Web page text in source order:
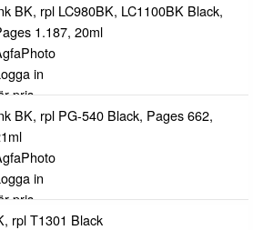
BK, rpl LC980BK, LC1100BK Black,
1.187, 20ml
in
pris
BK, rpl PG-540 Black, Pages 662,
in
pris
rpl T1301 Black